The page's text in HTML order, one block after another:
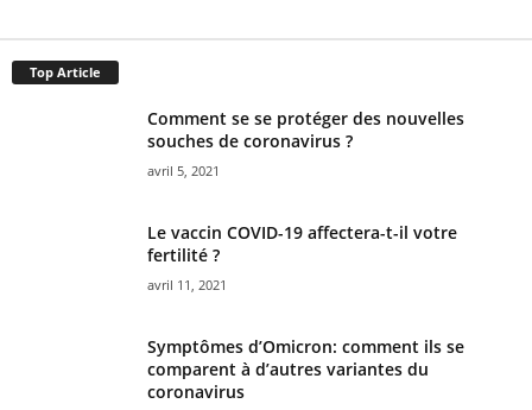
Top Article
Comment se se protéger des nouvelles
souches de coronavirus ?
avril 5, 2021
Le vaccin COVID-19 affectera-t-il votre
fertilité ?
avril 11, 2021
Symptômes d’Omicron: comment ils se
comparent à d’autres variantes du
coronavirus